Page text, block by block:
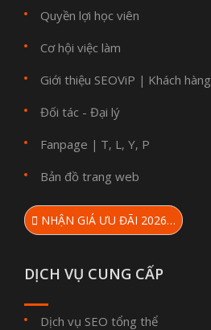
Quyền lợi học viên
Cơ hội việc làm
Giới thiệu SEOViP | Khách hàng
Đối tác - Đại lý
Fanpage | T, L , Y, P
Bản đồ trang web
NHẬN GIÁ ƯU ĐÃI 2026…
DỊCH VỤ CUNG CẤP
Dịch vụ SEO tổng thể